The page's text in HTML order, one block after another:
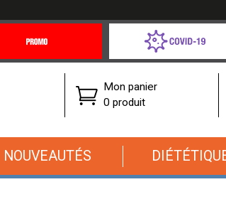
Coronavirus
Mon panier
0 produit
NOUVEAUTÉS